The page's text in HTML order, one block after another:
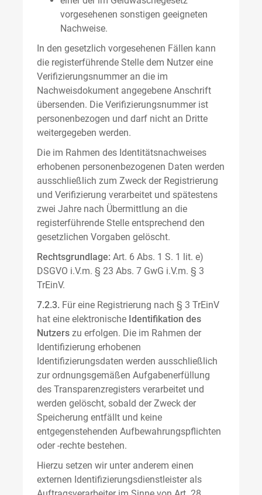
vorgesehenen sonstigen geeigneten
Nachweise.
In den gesetzlich vorgesehenen Fällen kann
die registerführende Stelle dem Nutzer eine
Verifizierungsnummer an die im
Nachweisdokument angegebene Anschrift
übersenden. Die Verifizierungsnummer ist
personenbezogen und darf nicht an Dritte
weitergegeben werden.
Die im Rahmen des Identitätsnachweises
erhobenen personenbezogenen Daten werden
ausschließlich zum Zweck der Registrierung
und Verifizierung verarbeitet und spätestens
zwei Jahre nach Übermittlung an die
registerführende Stelle entsprechend den
gesetzlichen Vorgaben gelöscht.
Rechtsgrundlage: Art. 6 Abs. 1 S. 1 lit. e)
DSGVO i.V.m. § 23 Abs. 7 GwG i.V.m. § 3
TrEinV.
7.2.3. Für eine Registrierung nach § 3 TrEinV
hat eine elektronische Identifikation des
Nutzers zu erfolgen. Die im Rahmen der
Identifizierung erhobenen
Identifizierungsdaten werden ausschließlich
zur ordnungsgemäßen Aufgabenerfüllung
des Transparenzregisters verarbeitet und
werden gelöscht, sobald der Zweck der
Speicherung entfällt und keine
entgegenstehenden Aufbewahrungspflichten
oder -rechte bestehen.
Hierzu setzen wir unter anderem einen
externen Identifizierungsdienstleister als